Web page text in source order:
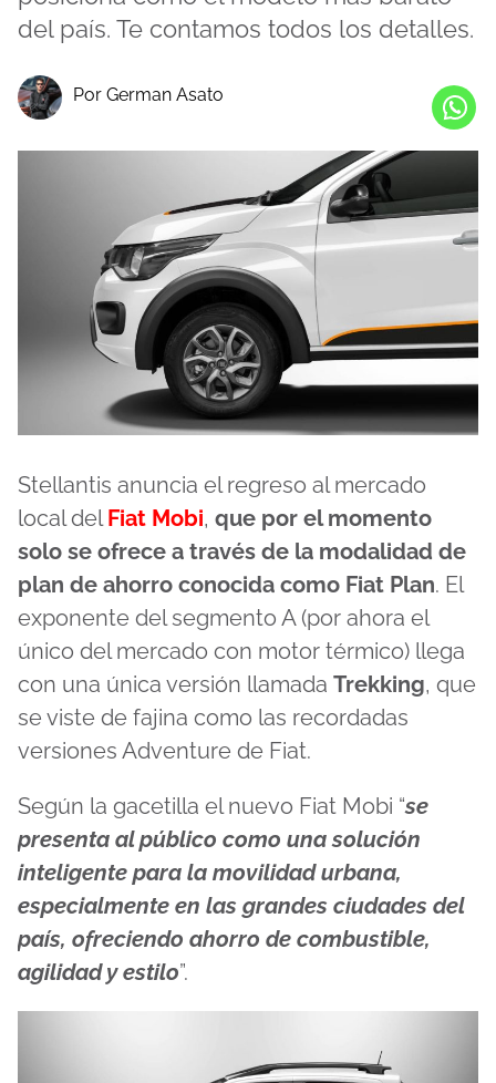
del país. Te contamos todos los detalles.
Por German Asato
Stellantis anuncia el regreso al mercado
local delFiat Mobi, que por el momento
solo se ofrece a través de la modalidad de
plan de ahorro conocida como Fiat Plan. El
exponente del segmento A (por ahora el
único del mercado con motor térmico) llega
con una única versión llamada Trekking, que
se viste de fajina como las recordadas
versiones Adventure de Fiat.
Según la gacetilla el nuevo Fiat Mobi “se
presenta al público como una solución
inteligente para la movilidad urbana,
especialmente en las grandes ciudades del
país, ofreciendo ahorro de combustible,
agilidad y estilo”.